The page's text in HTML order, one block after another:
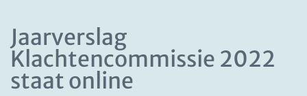
Jaarverslag
Klachtencommissie 2022
staat online